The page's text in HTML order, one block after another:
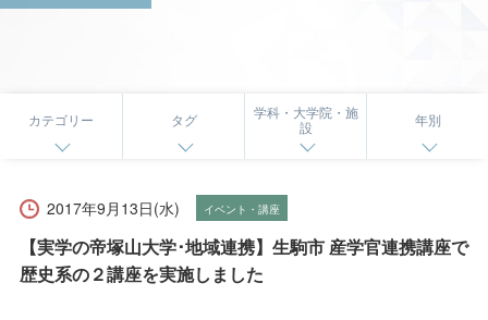
保護者の方へ 卒業生の方へ
カテゴリー タグ
学科・大学院・施
設
年別
2017年9月13日(水) イベント・講座
【実学の帝塚山大学･地域連携】生駒市 産学官連携講座で
歴史系の２講座を実施しました